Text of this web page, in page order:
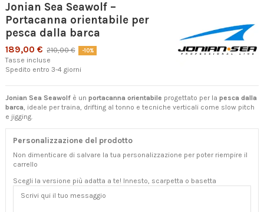
Jonian Sea Seawolf –
Portacanna orientabile per
pesca dalla barca
189,00 € 210,00 € -10%
Tasse incluse
Spedito entro 3-4 giorni
Jonian Sea Seawolf è un portacanna orientabile progettato per la pesca dalla
barca, ideale per traina, drifting al tonno e tecniche verticali come slow pitch
e jigging.
Personalizzazione del prodotto
Non dimenticare di salvare la tua personalizzazione per poter riempire il
carrello
Scegli la versione più adatta a te! Innesto, scarpetta o basetta